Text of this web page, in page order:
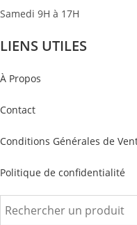
Samedi 9H à 17H
LIENS UTILES
À Propos
Contact
Conditions Générales de
Politique de confidentialité